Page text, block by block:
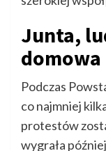
Junta,
domowa
Podczas
co najmniej
protestów
wygrała